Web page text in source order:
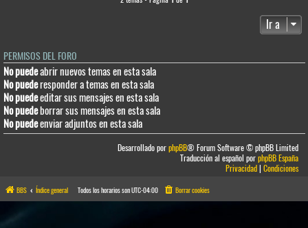
Ir a
PERMISOS DEL FORO
No puedeabrir nuevos temas en esta sala
No puederesponder a temas en esta sala
No puedeeditar sus mensajes en esta sala
No puedeborrar sus mensajes en esta sala
No puedeenviar adjuntos en esta sala
Desarrollado porphpBB® Forum Software © phpBB Limited
Traducción al español porphpBB España
Privacidad|Condiciones
BBS Índice general Todos los horarios sonUTC-04:00 Borrar cookies